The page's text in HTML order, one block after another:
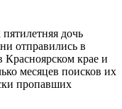
дочь
отправились в
крае и
месяцев поисков их
пропавших